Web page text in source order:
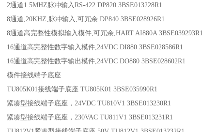
2通道1.5MHZ脉冲输入RS-422 DP820 3BSE013228R1
8通道,20KHZ,脉冲输入,可冗余 DP840 3BSE028926R1
8通道高完整性模拟输入模件,可冗余,HART AI880A 3BSE039293R1
16通道高完整性数字输入模件,24VDC DI880 3BSE028586R1
16通道高完整性数字输出模件,24VDC DO880 3BSE028602R1
模件接线端子底座
TU805K01接线端子底座 TU805K01 3BSE035990R1
紧凑型接线端子底座，24VDC TU810V1 3BSE013230R1
紧凑型接线端子底座，230VAC TU811V1 3BSE013231R1